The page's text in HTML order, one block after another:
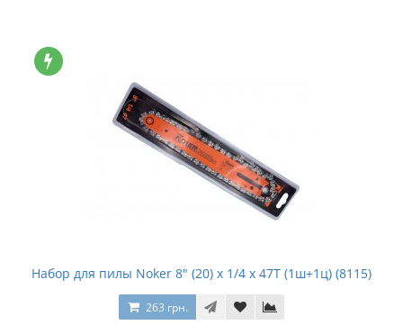
Набор для пилы Noker 8" (20) x 1/4 x 47T (1ш+1ц) (8115)
263 грн.